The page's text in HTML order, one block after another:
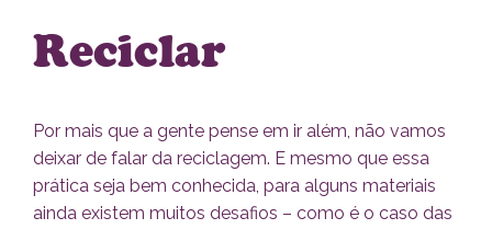
Reciclar
Por mais que a gente pense em ir além, não vamos
deixar de falar da reciclagem. E mesmo que essa
prática seja bem conhecida, para alguns materiais
ainda existem muitos desafios – como é o caso das